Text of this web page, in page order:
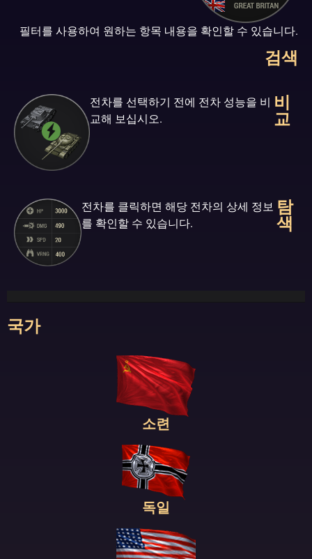
검색
필터를 사용하여 원하는 항목 내용을 확인할 수 있습니다.
비
교
전차를 선택하기 전에 전차 성능을 비
교해 보십시오.
탐
색
전차를 클릭하면 해당 전차의 상세 정보
를 확인할 수 있습니다.
국가
소련
독일